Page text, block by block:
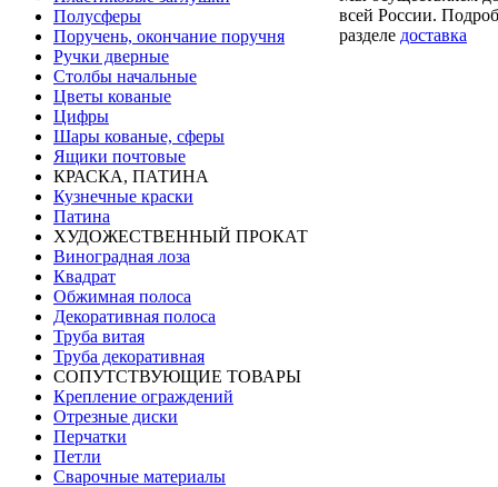
Полусферы
Поручень, окончание поручня
Ручки дверные
Столбы начальные
Цветы кованые
Цифры
Шары кованые, сферы
Ящики почтовые
КРАСКА, ПАТИНА
Кузнечные краски
Патина
ХУДОЖЕСТВЕННЫЙ ПРОКАТ
Виноградная лоза
Квадрат
Обжимная полоса
Декоративная полоса
Труба витая
Труба декоративная
СОПУТСТВУЮЩИЕ ТОВАРЫ
Крепление ограждений
Отрезные диски
Перчатки
Петли
Сварочные материалы
всей России.
разделе доставка